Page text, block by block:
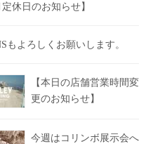
定休日のお知らせ】
もよろしくお願いします。
【本日の店舗営業時間変
更のお知らせ】
今週はコリンボ展示会へ